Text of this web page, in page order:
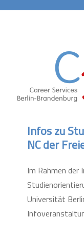
Infos zu
NC der
Im Rahmen der
Universität